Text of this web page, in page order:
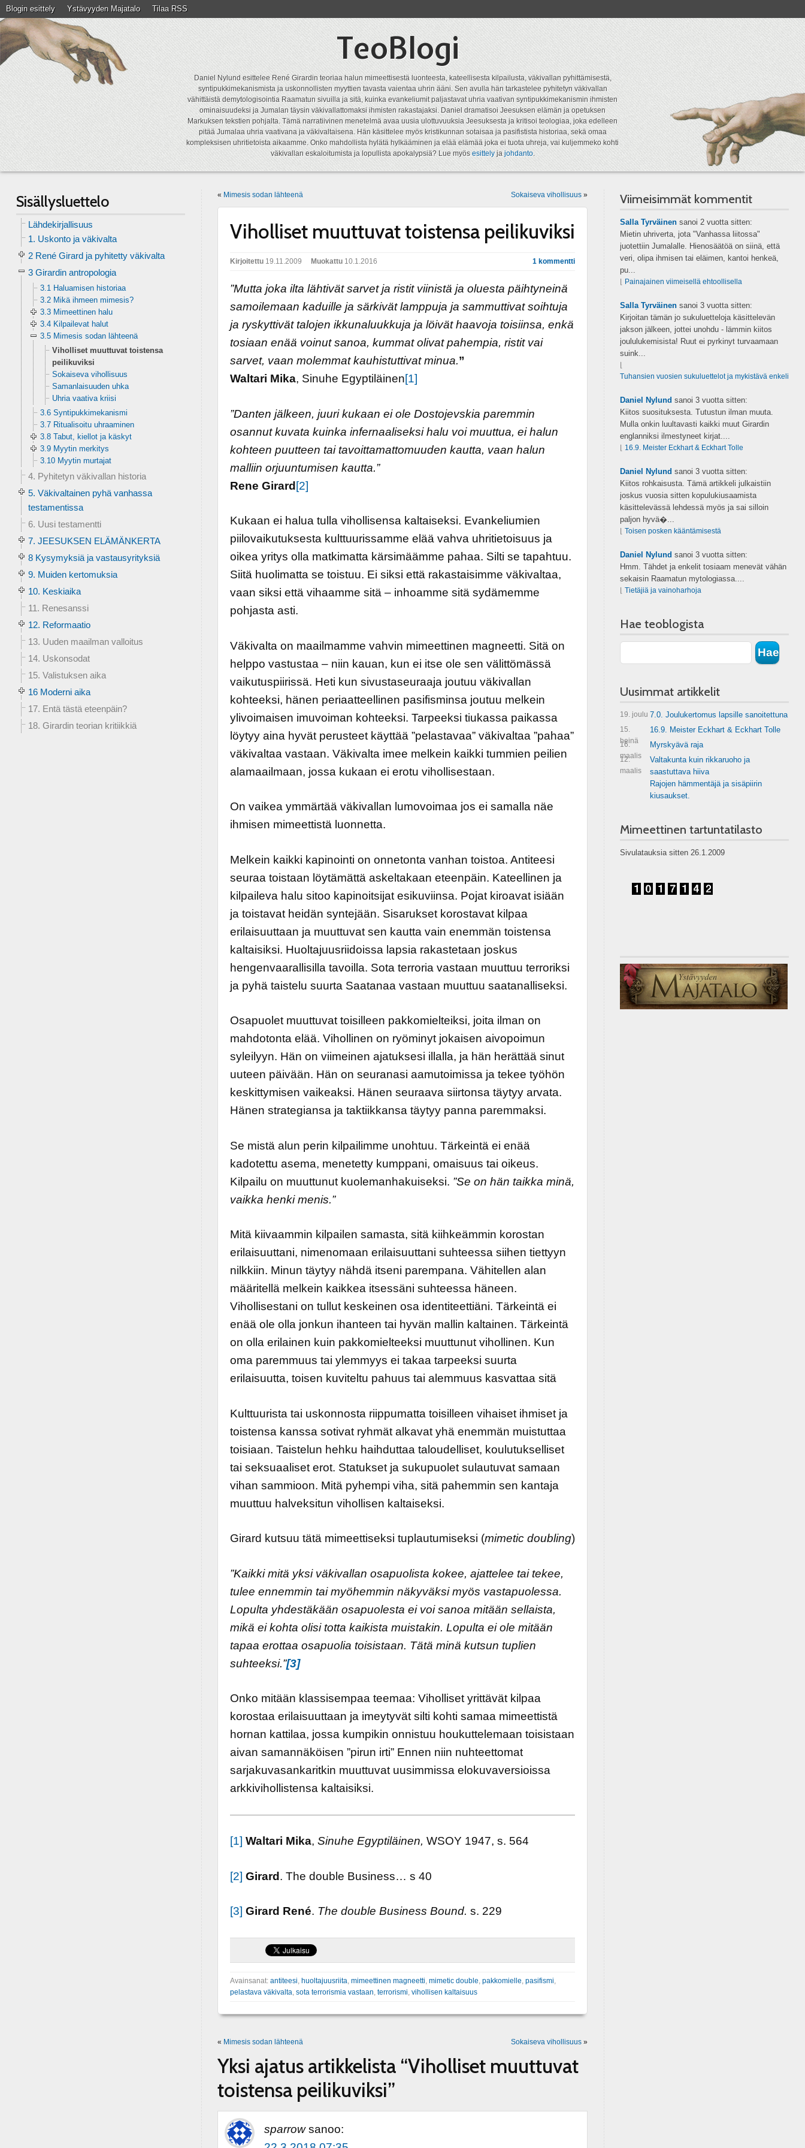
Blogin esittely Ystävyyden Majatalo Tilaa RSS
TeoBlogi
Daniel Nylund esittelee René Girardin teoriaa halun mimeettisestä luonteesta, kateellisesta kilpailusta, väkivallan pyhittämisestä,
syntipukkimekanismista ja uskonnollisten myyttien tavasta vaientaa uhrin ääni. Sen avulla hän tarkastelee pyhitetyn väkivallan
vähittäistä demytologisointia Raamatun sivuilla ja sitä, kuinka evankeliumit paljastavat uhria vaativan syntipukkimekanismin ihmisten
ominaisuudeksi ja Jumalan täysin väkivallattomaksi ihmisten rakastajaksi. Daniel dramatisoi Jeesuksen elämän ja opetuksen
Markuksen tekstien pohjalta. Tämä narratiivinen menetelmä avaa uusia ulottuvuuksia Jeesuksesta ja kritisoi teologiaa, joka edelleen
pitää Jumalaa uhria vaativana ja väkivaltaisena. Hän käsittelee myös kristikunnan sotaisaa ja pasifistista historiaa, sekä omaa
kompleksisen uhritietoista aikaamme. Onko mahdollista hylätä hylkääminen ja elää elämää joka ei tuota uhreja, vai kuljemmeko kohti
väkivallan eskaloitumista ja lopullista apokalypsiä? Lue myösesittelyjajohdanto.
« Mimesis sodan lähteenä Sokaiseva vihollisuus »
Viholliset muuttuvat toistensa peilikuviksi
1 kommentti
Kirjoitettu19.11.2009 Muokattu10.1.2016
”Mutta joka ilta lähtivät sarvet ja ristit viinistä ja oluesta päihtyneinä
samoilemaan kaduille ja särkivät lamppuja ja sammuttivat soihtuja
ja ryskyttivät talojen ikkunaluukkuja ja löivät haavoja toisiinsa, enkä
tosiaan enää voinut sanoa, kummat olivat pahempia, ristit vai
sarvet, vaan molemmat kauhistuttivat minua.”
Waltari Mika, Sinuhe Egyptiläinen[1]
”Danten jälkeen, juuri kukaan ei ole Dostojevskia paremmin
osannut kuvata kuinka infernaaliseksi halu voi muuttua, ei halun
kohteen puutteen tai tavoittamattomuuden kautta, vaan halun
malliin orjuuntumisen kautta.”
Rene Girard[2]
Kukaan ei halua tulla vihollisensa kaltaiseksi. Evankeliumien
piilovaikutuksesta kulttuurissamme elää vahva uhritietoisuus ja
oikea yritys olla matkimatta kärsimäämme pahaa. Silti se tapahtuu.
Siitä huolimatta se toistuu. Ei siksi että rakastaisimme väkivaltaa,
vaan siksi että vihaamme sitä – inhoamme sitä sydämemme
pohjasta asti.
Väkivalta on maailmamme vahvin mimeettinen magneetti. Sitä on
helppo vastustaa – niin kauan, kun ei itse ole sen välittömässä
vaikutuspiirissä. Heti kun sivustaseuraaja joutuu väkivallan
kohteeksi, hänen periaatteellinen pasifisminsa joutuu melkein
ylivoimaisen imuvoiman kohteeksi. Tarpeeksi tiukassa paikassa
löytyy aina hyvät perusteet käyttää ”pelastavaa” väkivaltaa ”pahaa”
väkivaltaa vastaan. Väkivalta imee melkein kaikki tummien peilien
alamaailmaan, jossa kukaan ei erotu vihollisestaan.
On vaikea ymmärtää väkivallan lumovoimaa jos ei samalla näe
ihmisen mimeettistä luonnetta.
Melkein kaikki kapinointi on onnetonta vanhan toistoa. Antiteesi
seuraa toistaan löytämättä askeltakaan eteenpäin. Kateellinen ja
kilpaileva halu sitoo kapinoitsijat esikuviinsa. Pojat kiroavat isiään
ja toistavat heidän syntejään. Sisarukset korostavat kilpaa
erilaisuuttaan ja muuttuvat sen kautta vain enemmän toistensa
kaltaisiksi. Huoltajuusriidoissa lapsia rakastetaan joskus
hengenvaarallisilla tavoilla. Sota terroria vastaan muuttuu terroriksi
ja pyhä taistelu suurta Saatanaa vastaan muuttuu saatanalliseksi.
Osapuolet muuttuvat toisilleen pakkomielteiksi, joita ilman on
mahdotonta elää. Vihollinen on ryöminyt jokaisen aivopoimun
syleilyyn. Hän on viimeinen ajatuksesi illalla, ja hän herättää sinut
uuteen päivään. Hän on seuranasi aamutoimissa ja tekee työhön
keskittymisen vaikeaksi. Hänen seuraava siirtonsa täytyy arvata.
Hänen strategiansa ja taktiikkansa täytyy panna paremmaksi.
Se mistä alun perin kilpailimme unohtuu. Tärkeintä ei enää
kadotettu asema, menetetty kumppani, omaisuus tai oikeus.
Kilpailu on muuttunut kuolemanhakuiseksi. ”Se on hän taikka minä,
vaikka henki menis.”
Mitä kiivaammin kilpailen samasta, sitä kiihkeämmin korostan
erilaisuuttani, nimenomaan erilaisuuttani suhteessa siihen tiettyyn
nilkkiin. Minun täytyy nähdä itseni parempana. Vähitellen alan
määritellä melkein kaikkea itsessäni suhteessa häneen.
Vihollisestani on tullut keskeinen osa identiteettiäni. Tärkeintä ei
enää ole olla jonkun ihanteen tai hyvän mallin kaltainen. Tärkeintä
on olla erilainen kuin pakkomielteeksi muuttunut vihollinen. Kun
oma paremmuus tai ylemmyys ei takaa tarpeeksi suurta
erilaisuutta, toisen kuviteltu pahuus tai alemmuus kasvattaa sitä
Kulttuurista tai uskonnosta riippumatta toisilleen vihaiset ihmiset ja
toistensa kanssa sotivat ryhmät alkavat yhä enemmän muistuttaa
toisiaan. Taistelun hehku haihduttaa taloudelliset, koulutukselliset
tai seksuaaliset erot. Statukset ja sukupuolet sulautuvat samaan
vihan sammioon. Mitä pyhempi viha, sitä pahemmin sen kantaja
muuttuu halveksitun vihollisen kaltaiseksi.
Girard kutsuu tätä mimeettiseksi tuplautumiseksi (mimetic doubling)
”Kaikki mitä yksi väkivallan osapuolista kokee, ajattelee tai tekee,
tulee ennemmin tai myöhemmin näkyväksi myös vastapuolessa.
Lopulta yhdestäkään osapuolesta ei voi sanoa mitään sellaista,
mikä ei kohta olisi totta kaikista muistakin. Lopulta ei ole mitään
tapaa erottaa osapuolia toisistaan. Tätä minä kutsun tuplien
suhteeksi.”[3]
Onko mitään klassisempaa teemaa: Viholliset yrittävät kilpaa
korostaa erilaisuuttaan ja imeytyvät silti kohti samaa mimeettistä
hornan kattilaa, jossa kumpikin onnistuu houkuttelemaan toisistaan
aivan samannäköisen ”pirun irti” Ennen niin nuhteettomat
sarjakuvasankaritkin muuttuvat uusimmissa elokuvaversioissa
arkkivihollistensa kaltaisiksi.
[1] Waltari Mika, Sinuhe Egyptiläinen, WSOY 1947, s. 564
[2] Girard. The double Business… s 40
[3] Girard René. The double Business Bound. s. 229
Avainsanat: antiteesi huoltajuusriita mimeettinen magneetti mimetic double pakkomielle pasifismi
pelastava väkivalta sota terrorismia vastaan terrorismi vihollisen kaltaisuus
« Mimesis sodan lähteenä Sokaiseva vihollisuus »
Yksi ajatus artikkelista “Viholliset muuttuvat
toistensa peilikuviksi”
sparrow sanoo:
Sisällysluettelo
Lähdekirjallisuus
1. Uskonto ja väkivalta
2 René Girard ja pyhitetty väkivalta
3 Girardin antropologia
3.1 Haluamisen historiaa
3.2 Mikä ihmeen mimesis?
3.3 Mimeettinen halu
3.4 Kilpailevat halut
3.5 Mimesis sodan lähteenä
Viholliset muuttuvat toistensa
peilikuviksi
Sokaiseva vihollisuus
Samanlaisuuden uhka
Uhria vaativa kriisi
3.6 Syntipukkimekanismi
3.7 Ritualisoitu uhraaminen
3.8 Tabut, kiellot ja käskyt
3.9 Myytin merkitys
3.10 Myytin murtajat
4. Pyhitetyn väkivallan historia
5. Väkivaltainen pyhä vanhassa
testamentissa
6. Uusi testamentti
7. JEESUKSEN ELÄMÄNKERTA
8 Kysymyksiä ja vastausyrityksiä
9. Muiden kertomuksia
10. Keskiaika
11. Renesanssi
12. Reformaatio
13. Uuden maailman valloitus
14. Uskonsodat
15. Valistuksen aika
16 Moderni aika
17. Entä tästä eteenpäin?
18. Girardin teorian kritiikkiä
Viimeisimmät kommentit
Salla Tyrväinensanoi 2 vuotta sitten:
Mietin uhriverta, jota "Vanhassa liitossa"
juotettiin Jumalalle. Hienosäätöä on siinä, että
veri, olipa ihmisen tai eläimen, kantoi henkeä,
pu...
Painajainen viimeisellä ehtoollisella
Salla Tyrväinensanoi 3 vuotta sitten:
Kirjoitan tämän jo sukuluetteloja käsittelevän
jakson jälkeen, jottei unohdu - lämmin kiitos
joululukemisista! Ruut ei pyrkinyt turvaamaan
suink...
Tuhansien vuosien sukuluettelot ja mykistävä enkeli
Daniel Nylund sanoi 3 vuotta sitten:
Kiitos suosituksesta. Tutustun ilman muuta.
Mulla onkin luultavasti kaikki muut Girardin
englanniksi ilmestyneet kirjat....
16.9. Meister Eckhart & Eckhart Tolle
Daniel Nylund sanoi 3 vuotta sitten:
Kiitos rohkaisusta. Tämä artikkeli julkaistiin
joskus vuosia sitten kopulukiusaamista
käsittelevässä lehdessä myös ja sai silloin
paljon hyvä�...
Toisen posken kääntämisestä
Daniel Nylund sanoi 3 vuotta sitten:
Hmm. Tähdet ja enkelit tosiaam menevät vähän
sekaisin Raamatun mytologiassa....
Tietäjiä ja vainoharhoja
Hae teoblogista
Uusimmat artikkelit
19. joulu 7.0. Joulukertomus lapsille sanoitettuna
15.
heinä
16.9. Meister Eckhart & Eckhart Tolle
16.
maalis
Myrskyävä raja
12.
maalis
Valtakunta kuin rikkaruoho ja
saastuttava hiiva
Rajojen hämmentäjä ja sisäpiirin
kiusaukset.
Mimeettinen tartuntatilasto
Sivulatauksia sitten 26.1.2009